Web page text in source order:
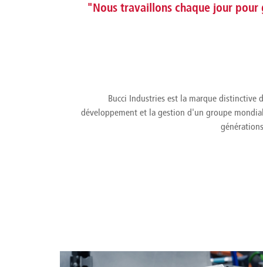
"Nous travaillons chaque jour
Bucci Industries est la marque distinctive
développement et la gestion d'un groupe